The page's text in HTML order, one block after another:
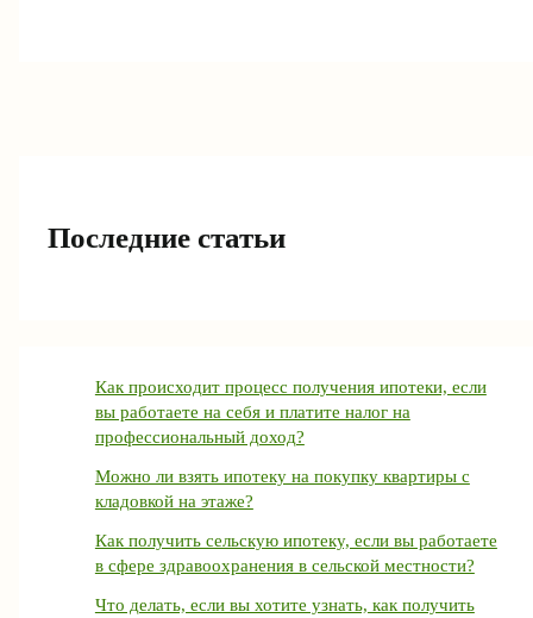
Последние статьи
Как происходит процесс получения ипотеки, если
вы работаете на себя и платите налог на
профессиональный доход?
Можно ли взять ипотеку на покупку квартиры с
кладовкой на этаже?
Как получить сельскую ипотеку, если вы работаете
в сфере здравоохранения в сельской местности?
Что делать, если вы хотите узнать, как получить